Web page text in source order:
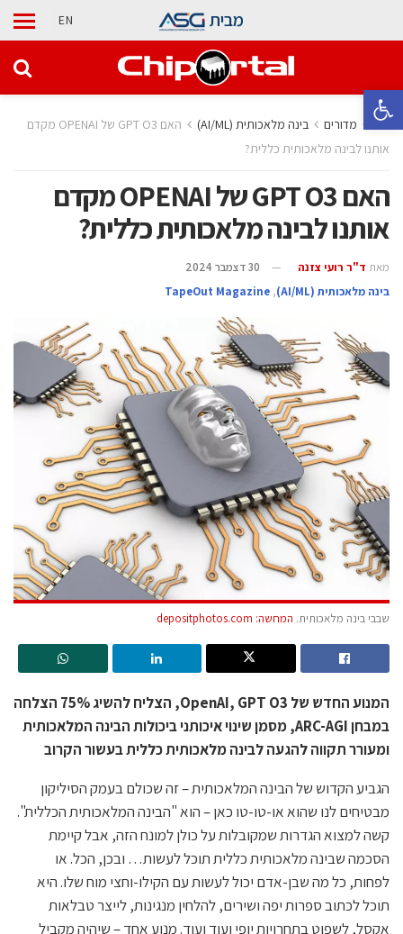
פתח סרגל נגישות
מבית EN
בית מדורים בינה מלאכותית (AI/ML)
האם GPT O3 של OPENAI מקדם
אותנו לבינה מלאכותית כללית?
האם GPT O3 של OPENAI מקדם
אותנו לבינה מלאכותית כללית?
מאת ד"ר רועי צזנה
30 דצמבר 2024
בינה מלאכותית (AI/ML)
,
TapeOut Magazine
שבבי בינה מלאכותית. המחשה: depositphotos.com
המנוע החדש של OpenAI, GPT O3, הצליח להשיג 75% הצלחה
במבחן ARC-AGI, מסמן שינוי איכותני ביכולות הבינה המלאכותית
ומעורר תקווה להגעה לבינה מלאכותית כללית בעשור הקרוב
הגביע הקדוש של הבינה המלאכותית – זה שכולם בעמק הסיליקון
מבטיחים לנו שהוא או-טו-טו כאן – הוא "הבינה המלאכותית הכללית".
קשה למצוא הגדרות שמקובלות על כולן למונח הזה, אבל קיימת
הסכמה שבינה מלאכותית כללית תוכל לעשות… ובכן, הכל. או
לפחות, כל מה שבן-אדם יכול לעשות עם הקילו-וחצי מוח שלו. היא
תוכל לכתוב ספרות יפה ושירים, להלחין מנגינות, לייצר טבלאות
אקסל, לשפוט בתחרויות יופי ועוד ועוד. מנוע אחד – שיהיה מקביל